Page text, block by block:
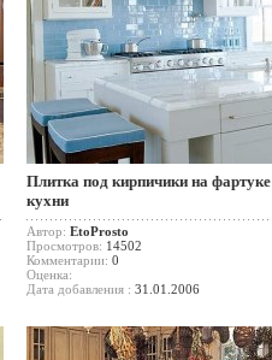
Плитка под кирпичики на фартуке
кухни
Автор: EtoProsto
Просмотров: 14502
Комментарии: 0
Оценка:
Дата добавления : 31.01.2006